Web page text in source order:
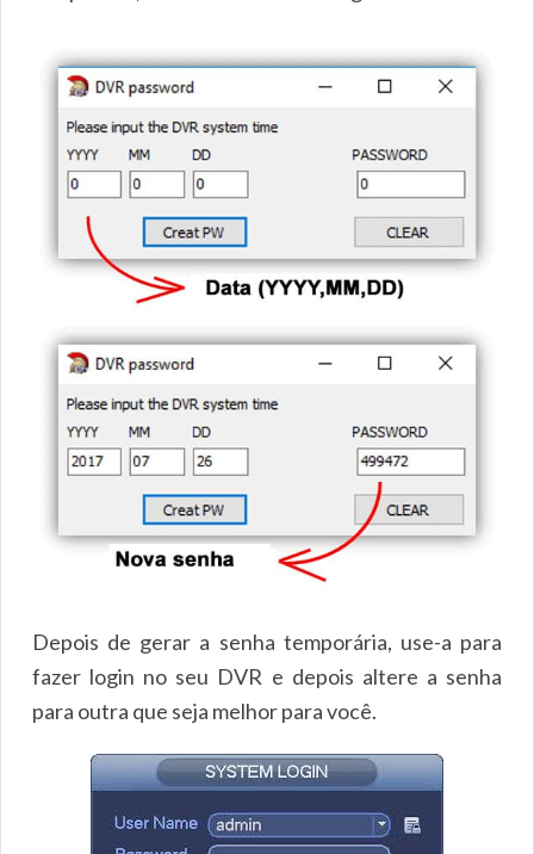
Depois de gerar a senha temporária, use-a para
fazer login no seu DVR e depois altere a senha
para outra que seja melhor para você.